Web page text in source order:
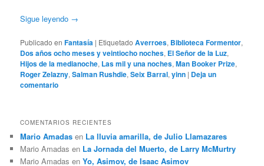
Sigue leyendo →
Publicado en Fantasía | Etiquetado Averroes, Biblioteca Formentor,
Dos años ocho meses y veintiocho noches, El Señor de la Luz,
Hijos de la medianoche, Las mil y una noches,Man Booker Prize,
Roger Zelazny,Salman Rushdie,Seix Barral,yinn | Deja un
comentario
COMENTARIOS RECIENTES
Mario Amadas en La lluvia amarilla, de Julio Llamazares
Mario Amadas en La Jornada del Muerto, de Larry McMurtry
Mario Amadas enYo, Asimov, de Isaac Asimov